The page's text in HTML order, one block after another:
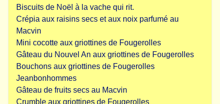
Biscuits de Noël à la vache qui rit.
Crépia aux raisins secs et aux noix parfumé au
Macvin
Mini cocotte aux griottines de Fougerolles
Gâteau du Nouvel An aux griottines de Fougerolles
Bouchons aux griottines de Fougerolles
Jeanbonhommes
Gâteau de fruits secs au Macvin
Crumble aux griottines de Fougerolles